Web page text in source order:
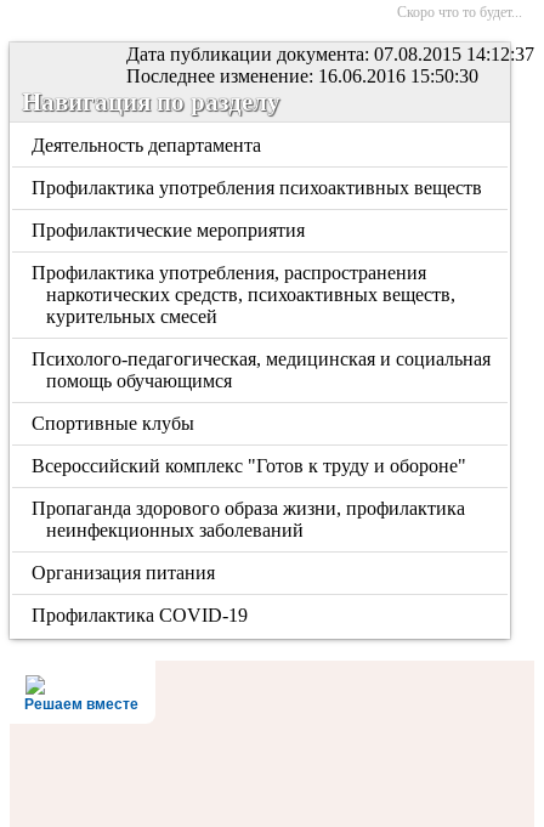
Скоро что то будет...
Дата публикации документа: 07.08.2015 14:12:37
Последнее изменение: 16.06.2016 15:50:30
Навигация по разделу
Деятельность департамента
Профилактика употребления психоактивных веществ
Профилактические мероприятия
Профилактика употребления, распространения
наркотических средств, психоактивных веществ,
курительных смесей
Психолого-педагогическая, медицинская и социальная
помощь обучающимся
Спортивные клубы
Всероссийский комплекс "Готов к труду и обороне"
Пропаганда здорового образа жизни, профилактика
неинфекционных заболеваний
Организация питания
Профилактика COVID-19
Решаем вместе